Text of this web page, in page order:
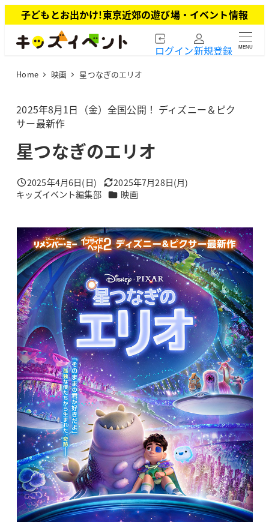
イ
子どもとお出かけ!東京近郊の遊び場・イベント情報
ログイン新規登録 MENU
Home 映画 星つなぎのエリオ
2025年8月1日（金）全国公開！ ディズニー＆ピク
サー最新作
星つなぎのエリオ
投稿日
2025年4月6日(日) 更新日
2025年7月28日(月)
著
キッズイベント編集部 カテゴリー
映画